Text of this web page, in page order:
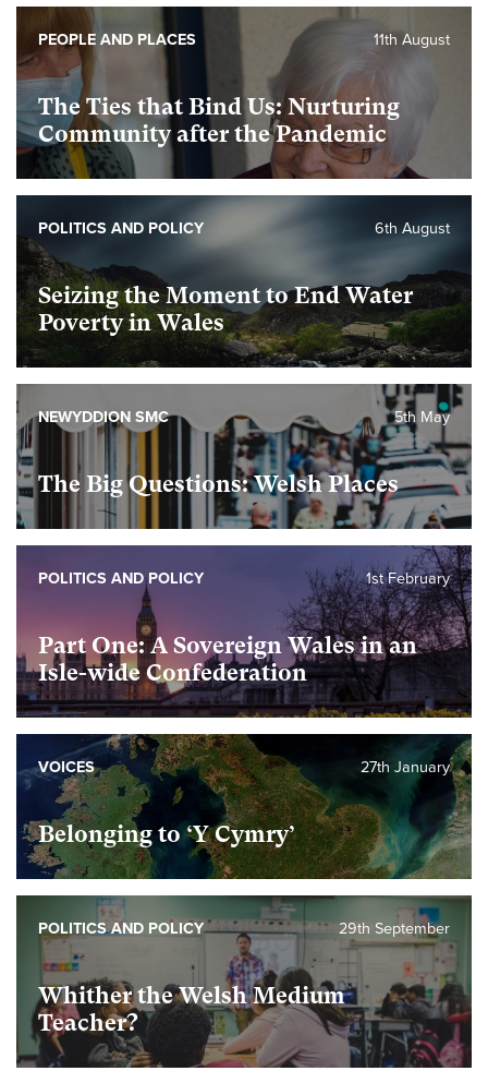
The Ties that Bind Us: Nurturing
Community after the Pandemic
11th August
PEOPLE AND PLACES
Seizing the Moment to End Water
Poverty in Wales
6th August
POLITICS AND POLICY
The Big Questions: Welsh Places
5th May
NEWYDDION SMC
Part One: A Sovereign Wales in an
Isle-wide Confederation
1st February
POLITICS AND POLICY
Belonging to ‘Y Cymry’
27th January
VOICES
Whither the Welsh Medium
Teacher?
29th September
POLITICS AND POLICY